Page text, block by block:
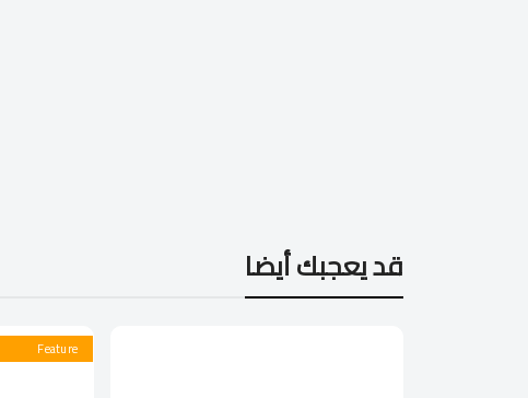
قد يعجبك أيضا
Feature